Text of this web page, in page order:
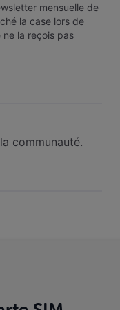
mensuelle de
la case lors de
la reçois pas
mais je n'ai toujo
communauté.